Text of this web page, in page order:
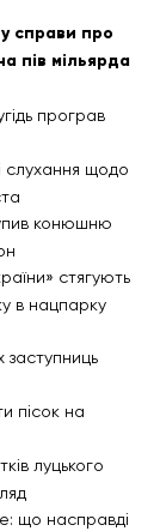
справи про
пів мільярда
програв
слухання щодо
конюшню
стягують
в нацпарку
заступниць
пісок на
луцького
що насправді